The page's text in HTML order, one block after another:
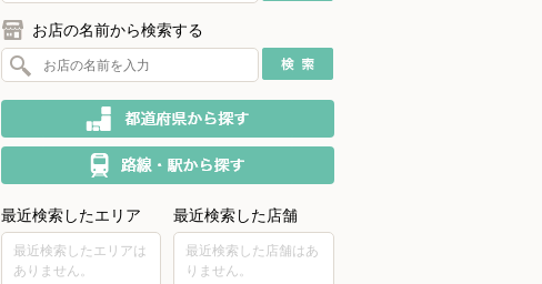
お店の名前から検索する
最近検索したエリア
最近検索したエリアは
ありません。
最近検索した店舗
最近検索した店舗はあ
りません。